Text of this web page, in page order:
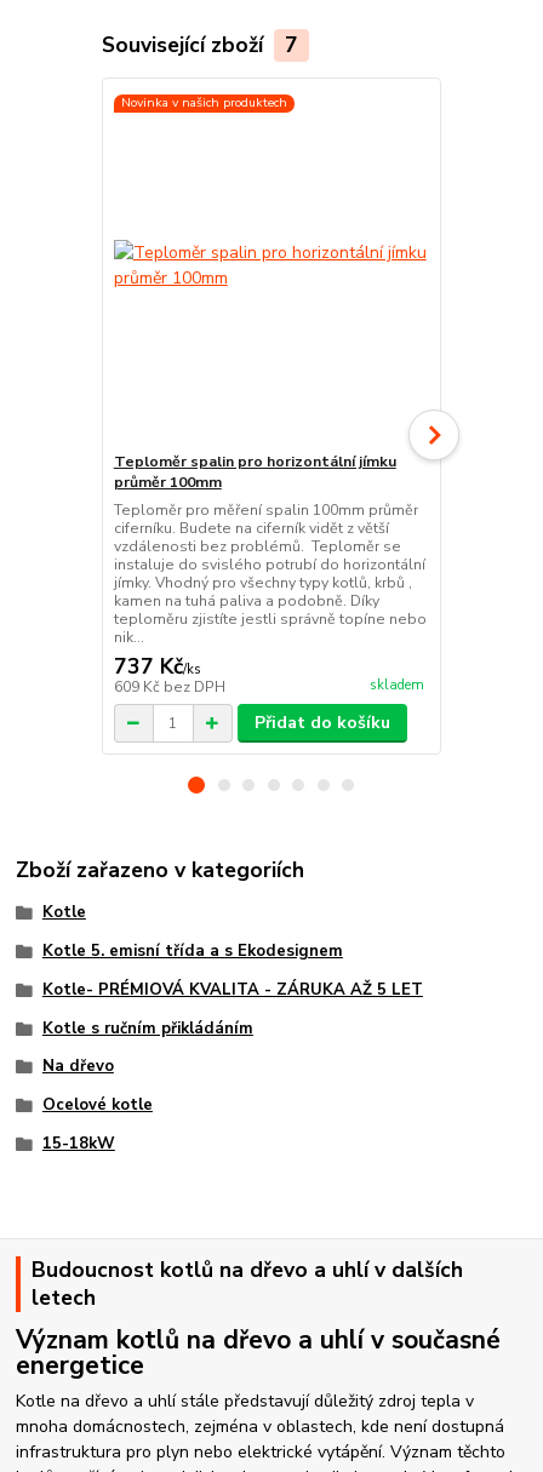
Související zboží 7
Novinka v našich produktech
Teploměr spalin pro horizontální jímku
průměr 100mm
Teploměr pro měření spalin 100mm průměr
ciferníku. Budete na ciferník vidět z větší
vzdálenosti bez problémů. Teploměr se
instaluje do svislého potrubí do horizontální
jímky. Vhodný pro všechny typy kotlů, krbů ,
kamen na tuhá paliva a podobně. Díky
teploměru zjistíte jestli správně topíne nebo
nik...
737 Kč/ks
609 Kč bez DPH skladem
Přidat do košíku
Zboží zařazeno v kategoriích
Kotle
Kotle 5. emisní třída a s Ekodesignem
Kotle- PRÉMIOVÁ KVALITA - ZÁRUKA AŽ 5 LET
Kotle s ručním přikládáním
Na dřevo
Ocelové kotle
15-18kW
Budoucnost kotlů na dřevo a uhlí v dalších
letech
Význam kotlů na dřevo a uhlí v současné
energetice
Kotle na dřevo a uhlí stále představují důležitý zdroj tepla v
mnoha domácnostech, zejména v oblastech, kde není dostupná
infrastruktura pro plyn nebo elektrické vytápění. Význam těchto